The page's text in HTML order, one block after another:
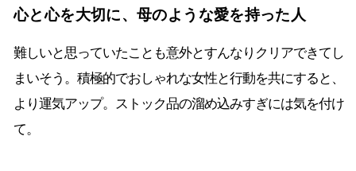
心と心を大切に、母のような愛を持った人
難しいと思っていたことも意外とすんなりクリアできてし
まいそう。積極的でおしゃれな女性と行動を共にすると、
より運気アップ。ストック品の溜め込みすぎには気を付け
て。